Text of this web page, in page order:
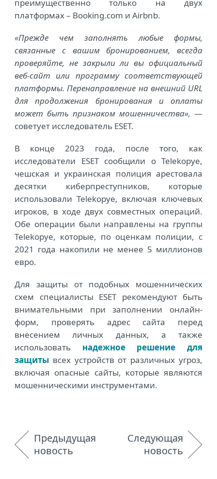
преимущественно только на двух
платформах – Booking.com и Airbnb.
«Прежде чем заполнять любые формы,
связанные с вашим бронированием, всегда
проверяйте, не закрыли ли вы официальный
веб-сайт или программу соответствующей
платформы. Перенаправление на внешний URL
для продолжения бронирования и оплаты
может быть признаком мошенничества», —
советует исследователь ESET.
В конце 2023 года, после того, как
исследователи ESET сообщили о Telekopye,
чешская и украинская полиция арестовала
десятки киберпреступников, которые
использовали Telekopye, включая ключевых
игроков, в ходе двух совместных операций.
Обе операции были направлены на группы
Telekopye, которые, по оценкам полиции, с
2021 года накопили не менее 5 миллионов
евро.
Для защиты от подобных мошеннических
схем специалисты ESET рекомендуют быть
внимательными при заполнении онлайн-
форм, проверять адрес сайта перед
внесением личных данных, а также
использовать надежное решение для
защиты всех устройств от различных угроз,
включая опасные сайты, которые являются
мошенническими инструментами.
Предыдущая
новость
Следующая
новость